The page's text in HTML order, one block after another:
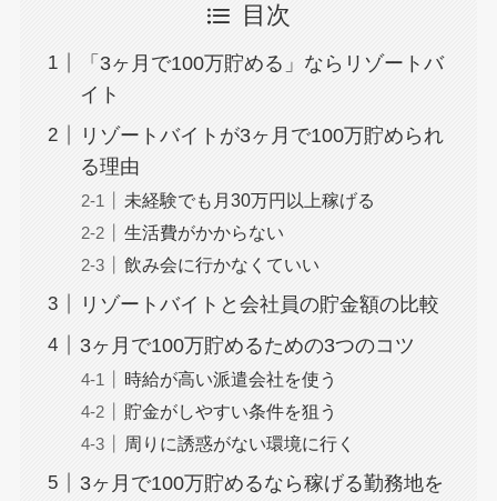
目次
「3ヶ月で100万貯める」ならリゾートバ
イト
リゾートバイトが3ヶ月で100万貯められ
る理由
未経験でも月30万円以上稼げる
生活費がかからない
飲み会に行かなくていい
リゾートバイトと会社員の貯金額の比較
3ヶ月で100万貯めるための3つのコツ
時給が高い派遣会社を使う
貯金がしやすい条件を狙う
周りに誘惑がない環境に行く
3ヶ月で100万貯めるなら稼げる勤務地を